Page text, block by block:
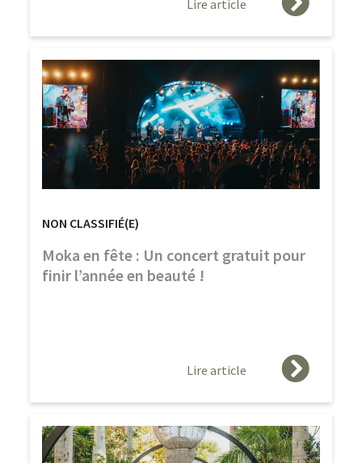
Lire article
NON CLASSIFIÉ(E)
Moka en fête : Un concert gratuit pour
finir l’année en beauté !
Lire article